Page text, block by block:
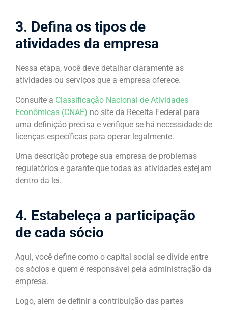
3. Defina os tipos de
atividades da empresa
Nessa etapa, você deve detalhar claramente as
atividades ou serviços que a empresa oferece.
Consulte a Classificação Nacional de Atividades
Econômicas (CNAE) no site da Receita Federal para
uma definição precisa e verifique se há necessidade de
licenças específicas para operar legalmente.
Uma descrição protege sua empresa de problemas
regulatórios e garante que todas as atividades estejam
dentro da lei.
4. Estabeleça a participação
de cada sócio
Aqui, você define como o capital social se divide entre
os sócios e quem é responsável pela administração da
empresa.
Logo, além de definir a contribuição das partes